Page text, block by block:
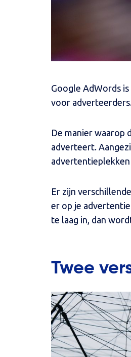
Google AdWords
voor
De manier waarop
adverteert.
Er zijn
er op je
te laag in, dan
Twee